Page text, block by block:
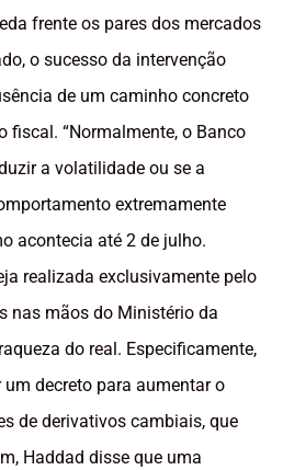
frente os pares dos mercados
o sucesso da intervenção
de um caminho concreto
fiscal. “Normalmente, o Banco
a volatilidade ou se a
extremamente
acontecia até 2 de julho.
realizada exclusivamente pelo
nas mãos do Ministério da
do real. Especificamente,
decreto para aumentar o
de derivativos cambiais, que
Haddad disse que uma